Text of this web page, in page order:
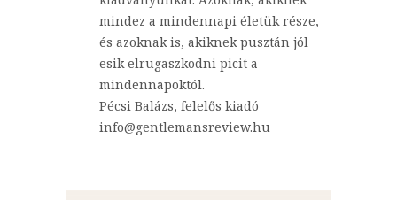
mindez a mindennapi életük része,
és azoknak is, akiknek pusztán jól
esik elrugaszkodni picit a
mindennapoktól.
Pécsi Balázs, felelős kiadó
info@gentlemansreview.hu